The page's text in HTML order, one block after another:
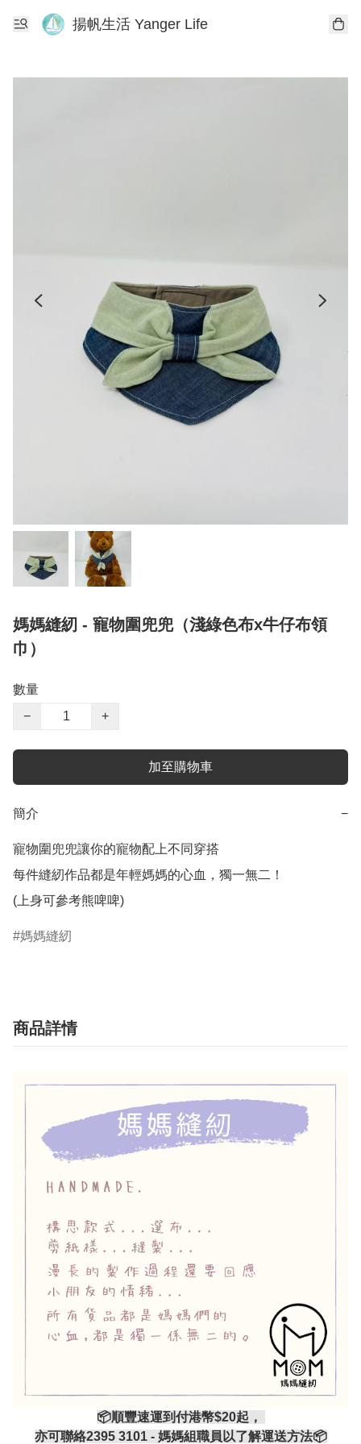
揚帆生活 Yanger Life
媽媽縫紉 - 寵物圍兜兜（淺綠色布x牛仔布領
巾）
數量
−
+
加至購物車
簡介 −
寵物圍兜兜讓你的寵物配上不同穿搭
每件縫紉作品都是年輕媽媽的心血，獨一無二！
(上身可參考熊啤啤)
媽媽縫紉
商品詳情
📦順豐速運到付港幣$20起，
亦可聯絡2395 3101 - 媽媽組職員以了解運送方法📦